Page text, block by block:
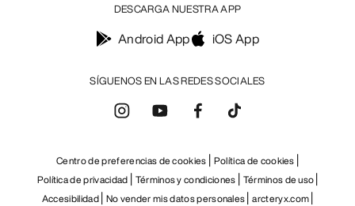
SÍGUENOS EN LAS REDES SOCIALES
DESCARGA NUESTRA APP
Android App iOS App
Centro de preferencias de cookies Política de cookies
Política de privacidad Términos y condiciones Términos de uso
Accesibilidad No vender mis datos personales arcteryx.com